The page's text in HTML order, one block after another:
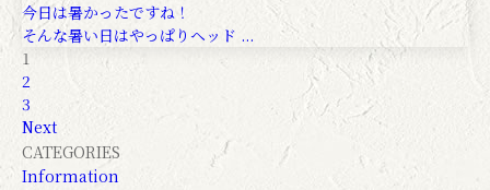
今日は暑かったですね！
そんな暑い日はやっぱりヘッド ...
1
2
3
Next
CATEGORIES
Information